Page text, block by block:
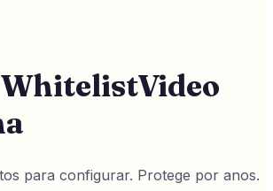
para configurar. Protege por anos.